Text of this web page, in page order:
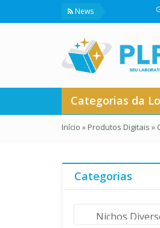
News
Categorias da
Início »Produtos Digitais »
Categorias